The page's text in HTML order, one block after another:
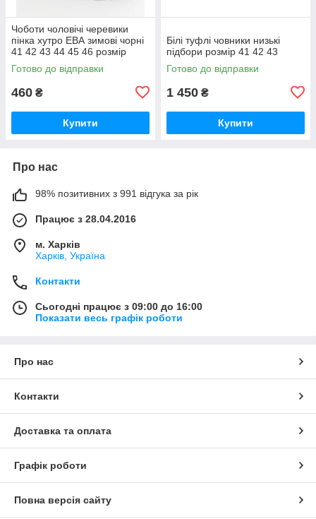
Чоботи чоловічі черевики
пінка хутро ЕВА зимові чорні
41 42 43 44 45 46 розмір
Готово до відправки
460 ₴
Купити
Білі туфлі човники низькі
підбори розмір 41 42 43
Готово до відправки
1 450 ₴
Купити
Про нас
98% позитивних з 991 відгука за рік
Працює з 28.04.2016
м. Харків
Харків, Україна
Контакти
Сьогодні працює з 09:00 до 16:00
Показати весь графік роботи
Про нас
Контакти
Доставка та оплата
Графік роботи
Повна версія сайту